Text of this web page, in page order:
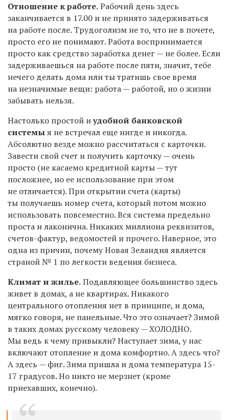
Отношение к работе.Рабочий день здесь
заканчивается в 17.00 и не принято задерживаться
на работе после. Трудоголизм не то, что не в почете,
просто его не понимают. Работа воспринимается
просто как средство заработка денег — не более. Если
задерживаешься на работе после пяти, значит, тебе
нечего делать дома или ты тратишь свое время
на незначимые вещи: работа — работой, но о жизни
забывать нельзя.
Настолько простой иудобной банковской
системыя не встречал еще нигде и никогда.
Абсолютно везде можно рассчитаться с карточки.
Завести свой счет и получить карточку — очень
просто (не касаемо кредитной карты — тут
посложнее, но ее использование при этом
не отличается). При открытии счета (карты)
ты получаешь номер счета, который потом можно
использовать повсеместно. Вся система предельно
проста и лаконична. Никаких миллиона реквизитов,
счетов-фактур, ведомостей и прочего. Наверное, это
одна из причин, почему Новая Зеландия является
страной № 1 по легкости ведения бизнеса.
Климат и жилье.Подавляющее большинство здесь
живет в домах, а не квартирах. Никакого
центрального отопления нет в принципе, и дома,
мягко говоря, не панельные. Что это означает? Зимой
в таких домах русскому человеку — ХОЛОДНО.
Мы ведь к чему привыкли? Наступает зима, у нас
включают отопление и дома комфортно. А здесь что?
А здесь — фиг. Зима пришла и дома температура 15-
17 градусов. Но никто не мерзнет (кроме
приехавших, конечно).